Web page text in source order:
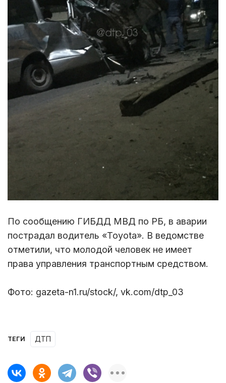
По сообщению ГИБДД МВД по РБ, в аварии
пострадал водитель «Toyota». В ведомстве
отметили, что молодой человек не имеет
права управления транспортным средством.
Фото: gazeta-n1.ru/stock/, vk.com/dtp_03
ТЕГИ ДТП